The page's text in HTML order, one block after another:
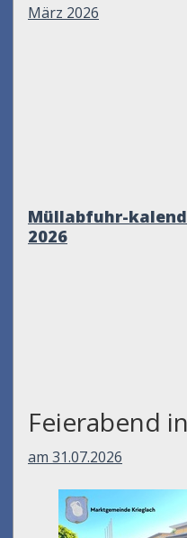
März 2026
Müllabfuhr-
2026
Feierabend
am 31.07.2026